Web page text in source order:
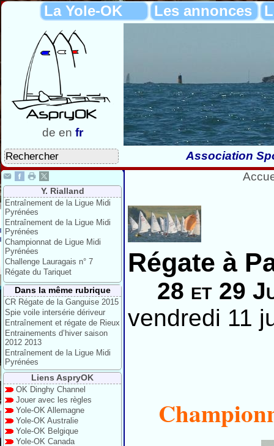
La Yole-OK Les annonces
de en fr
Association
Y. Rialland
Entraînement de la Ligue Midi
Pyrénées
Entraînement de la Ligue Midi
Pyrénées
Championnat de Ligue Midi
Pyrénées
Challenge Lauragais n° 7
Régate du Tariquet
Dans la même rubrique
CR Régate de la Ganguise 2015
Spie voile intersérie dériveur
Entraînement et régate de Rieux
Entrainements d’hiver saison
2012 2013
Entraînement de la Ligue Midi
Pyrénées
Liens AspryOK
OK Dinghy Channel
Jouer avec les règles
Yole-OK Allemagne
Yole-OK Australie
Yole-OK Belgique
Yole-OK Canada
Régate à
28 et 29
vendredi 11